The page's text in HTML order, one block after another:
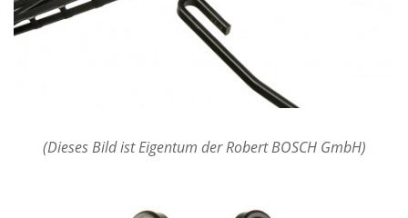
(Dieses Bild ist Eigentum der Robert BOSCH GmbH)